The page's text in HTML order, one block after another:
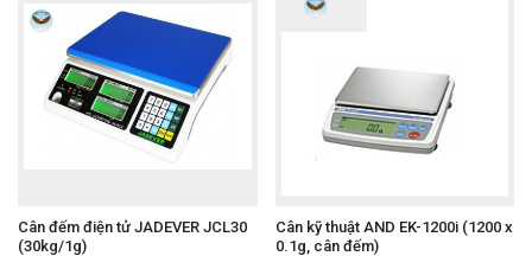
Cân đếm điện tử JADEVER JCL30
(30kg/1g)
Cân kỹ thuật AND EK-1200i (1200 x
0.1g, cân đếm)